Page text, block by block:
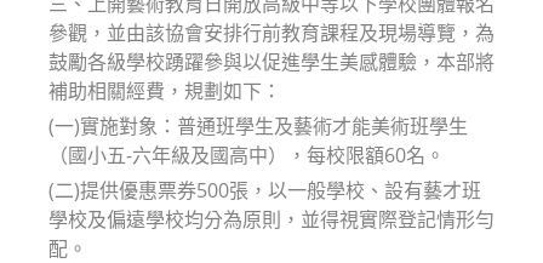
參觀，並由該協會安排行前教育課程及現場導覽，為
鼓勵各級學校踴躍參與以促進學生美感體驗，本部將
補助相關經費，規劃如下：
(一)實施對象：普通班學生及藝術才能美術班學生
（國小五-六年級及國高中），每校限額60名。
(二)提供優惠票券500張，以一般學校、設有藝才班
學校及偏遠學校均分為原則，並得視實際登記情形勻
配。